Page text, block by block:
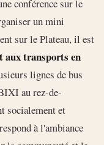
conférence sur le
un mini
sur le Plateau, il est
aux transports en
lignes de bus
au rez-de-
socialement et
à l'ambiance